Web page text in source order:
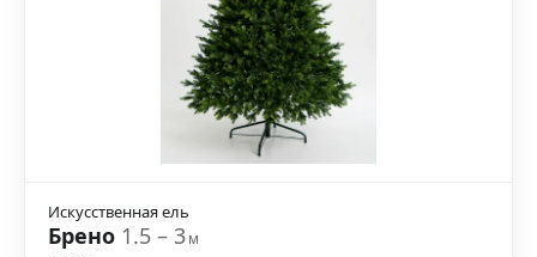
Искусственная ель
Брено 1.5 – 3м